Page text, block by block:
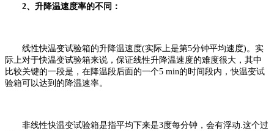
2、升降温速度率的不同：
线性快温变试验箱的升降温速度(实际上是第5分钟平均速度)。实
际上对于快温变试验箱来说，保证线性升降温速度的难度很大，其中
比较关键的一段是，在降温段后面的一个5 min的时间段内，快温变试
验箱可以达到的降温速率。
非线性快温变试验箱是指平均下来是3度每分钟，会有浮动.这个过